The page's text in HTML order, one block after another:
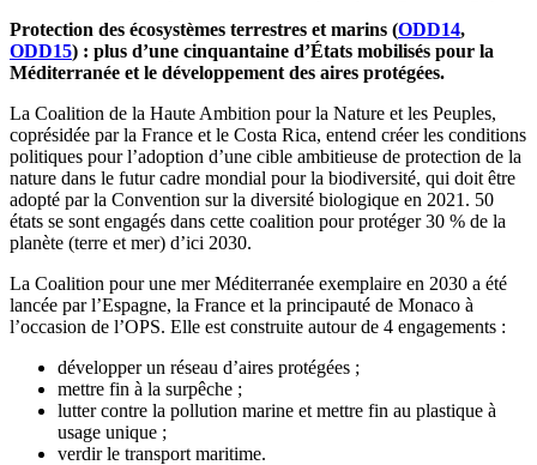
Protection des écosystèmes terrestres et marins (ODD14,
ODD15) : plus d’une cinquantaine d’États mobilisés pour la
Méditerranée et le développement des aires protégées.
La Coalition de la Haute Ambition pour la Nature et les Peuples,
coprésidée par la France et le Costa Rica, entend créer les conditions
politiques pour l’adoption d’une cible ambitieuse de protection de la
nature dans le futur cadre mondial pour la biodiversité, qui doit être
adopté par la Convention sur la diversité biologique en 2021. 50
états se sont engagés dans cette coalition pour protéger 30 % de la
planète (terre et mer) d’ici 2030.
La Coalition pour une mer Méditerranée exemplaire en 2030 a été
lancée par l’Espagne, la France et la principauté de Monaco à
l’occasion de l’OPS. Elle est construite autour de 4 engagements :
développer un réseau d’aires protégées ;
mettre fin à la surpêche ;
lutter contre la pollution marine et mettre fin au plastique à
usage unique ;
verdir le transport maritime.